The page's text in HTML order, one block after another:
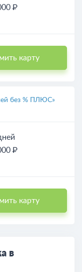
₽
карту
без % ПЛЮС»
₽
карту
в